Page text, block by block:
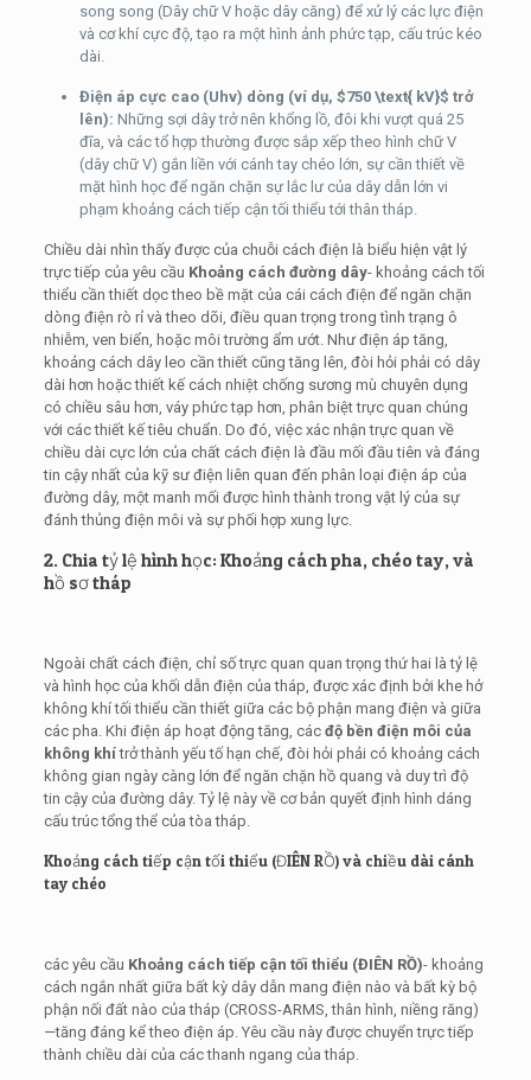
song song (Dây chữ V hoặc dây căng) để xử lý các lực điện
và cơ khí cực độ, tạo ra một hình ảnh phức tạp, cấu trúc kéo
dài.
Điện áp cực cao (Uhv) dòng (ví dụ, $750 \text{ kV}$ trở
lên): Những sợi dây trở nên khổng lồ, đôi khi vượt quá 25
đĩa, và các tổ hợp thường được sắp xếp theo hình chữ V
(dây chữ V) gắn liền với cánh tay chéo lớn, sự cần thiết về
mặt hình học để ngăn chặn sự lắc lư của dây dẫn lớn vi
phạm khoảng cách tiếp cận tối thiểu tới thân tháp.
Chiều dài nhìn thấy được của chuỗi cách điện là biểu hiện vật lý
trực tiếp của yêu cầu Khoảng cách đường dây- khoảng cách tối
thiểu cần thiết dọc theo bề mặt của cái cách điện để ngăn chặn
dòng điện rò rỉ và theo dõi, điều quan trọng trong tình trạng ô
nhiễm, ven biển, hoặc môi trường ẩm ướt. Như điện áp tăng,
khoảng cách dây leo cần thiết cũng tăng lên, đòi hỏi phải có dây
dài hơn hoặc thiết kế cách nhiệt chống sương mù chuyên dụng
có chiều sâu hơn, váy phức tạp hơn, phân biệt trực quan chúng
với các thiết kế tiêu chuẩn. Do đó, việc xác nhận trực quan về
chiều dài cực lớn của chất cách điện là đầu mối đầu tiên và đáng
tin cậy nhất của kỹ sư điện liên quan đến phân loại điện áp của
đường dây, một manh mối được hình thành trong vật lý của sự
đánh thủng điện môi và sự phối hợp xung lực.
2. Chia tỷ lệ hình học: Khoảng cách pha, chéo tay, và
hồ sơ tháp
Ngoài chất cách điện, chỉ số trực quan quan trọng thứ hai là tỷ lệ
và hình học của khối dẫn điện của tháp, được xác định bởi khe hở
không khí tối thiểu cần thiết giữa các bộ phận mang điện và giữa
các pha. Khi điện áp hoạt động tăng, các độ bền điện môi của
không khítrở thành yếu tố hạn chế, đòi hỏi phải có khoảng cách
không gian ngày càng lớn để ngăn chặn hồ quang và duy trì độ
tin cậy của đường dây. Tỷ lệ này về cơ bản quyết định hình dáng
cấu trúc tổng thể của tòa tháp.
Khoảng cách tiếp cận tối thiểu (ĐIÊN RỒ) và chiều dài cánh
tay chéo
các yêu cầu Khoảng cách tiếp cận tối thiểu (ĐIÊN RỒ)- khoảng
cách ngắn nhất giữa bất kỳ dây dẫn mang điện nào và bất kỳ bộ
phận nối đất nào của tháp (CROSS-ARMS, thân hình, niềng răng)
—tăng đáng kể theo điện áp. Yêu cầu này được chuyển trực tiếp
thành chiều dài của các thanh ngang của tháp.